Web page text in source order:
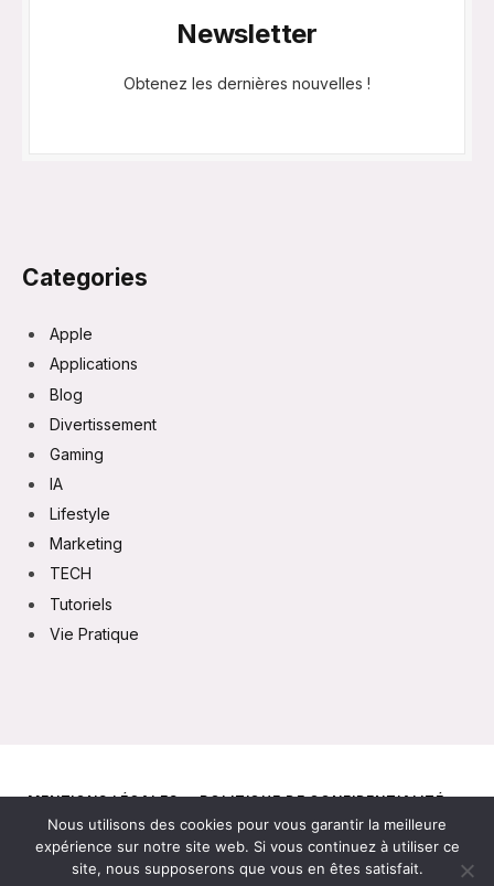
Newsletter
Obtenez les dernières nouvelles !
Categories
Apple
Applications
Blog
Divertissement
Gaming
IA
Lifestyle
Marketing
TECH
Tutoriels
Vie Pratique
MENTIONS LÉGALES
POLITIQUE DE CONFIDENTIALITÉ
CONTACT
Nous utilisons des cookies pour vous garantir la meilleure
expérience sur notre site web. Si vous continuez à utiliser ce
site, nous supposerons que vous en êtes satisfait.